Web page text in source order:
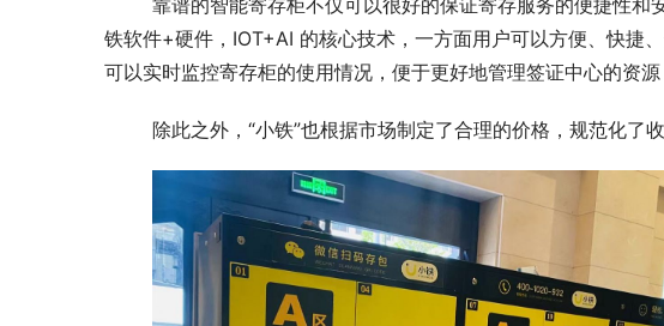
铁软件+硬件，IOT+AI 的核心技术，一方面用户可以方便、快捷
可以实时监控寄存柜的使用情况，便于更好地管理签证中心的资
除此之外，“小铁”也根据市场制定了合理的价格，规范化了